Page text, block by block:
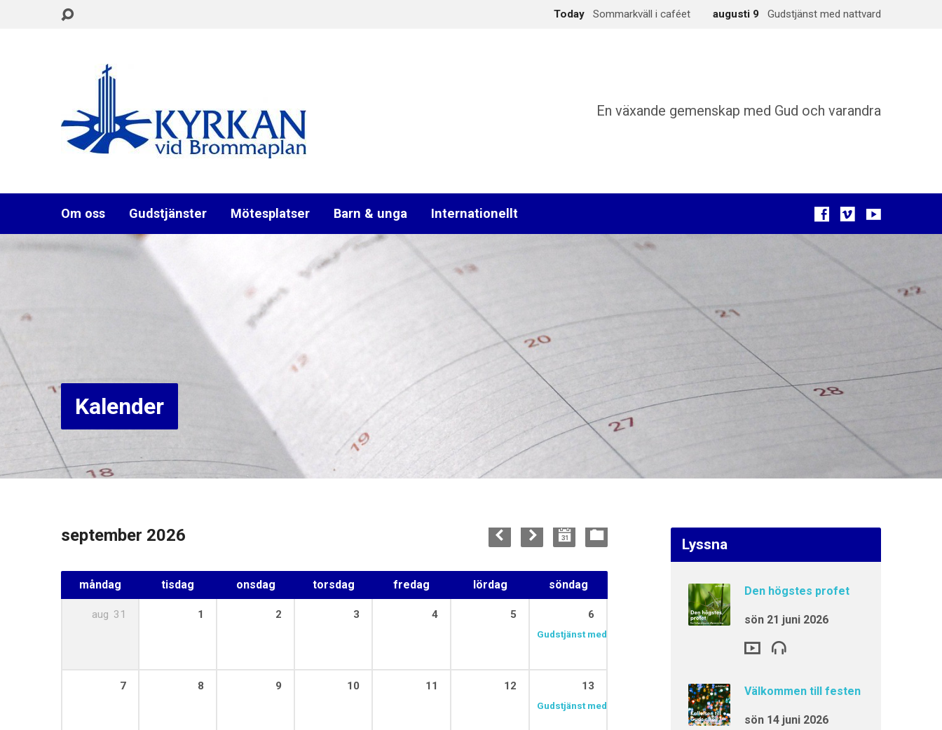
Today Sommarkväll i caféet augusti 9 Gudstjänst med nattvard
En växande gemenskap med Gud och varandra
Om oss Gudstjänster Mötesplatser Barn & unga Internationellt
Kalender
september 2026
måndag tisdag onsdag torsdag fredag lördag söndag
aug 31 1 2 3 4 5 6
Gudstjänst med nattvard
7 8 9 10 11 12 13
Gudstjänst med alla åldrar
Lyssna
Den högstes profet
sön 21 juni 2026
Välkommen till festen
sön 14 juni 2026